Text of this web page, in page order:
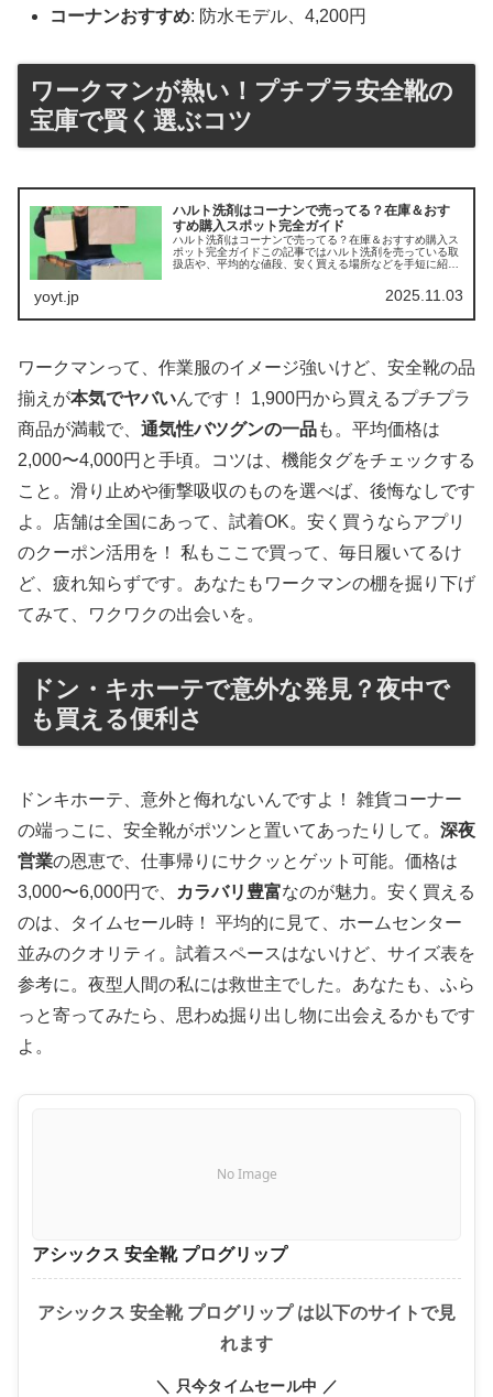
コーナンおすすめ: 防水モデル、4,200円
ワークマンが熱い！プチプラ安全靴の
宝庫で賢く選ぶコツ
ハルト洗剤はコーナンで売ってる？在庫＆おす
すめ購入スポット完全ガイド
ハルト洗剤はコーナンで売ってる？在庫＆おすすめ購入ス
ポット完全ガイドこの記事ではハルト洗剤を売っている取
扱店や、平均的な値段、安く買える場所などを手短に紹介
yoyt.jp 2025.11.03
ワークマンって、作業服のイメージ強いけど、安全靴の品
揃えが本気でヤバいんです！ 1,900円から買えるプチプラ
商品が満載で、 通気性バツグンの一品も。平均価格は
2,000〜4,000円と手頃。コツは、機能タグをチェックする
こと。滑り止めや衝撃吸収のものを選べば、後悔なしです
よ。店舗は全国にあって、試着OK。安く買うならアプリ
のクーポン活用を！ 私もここで買って、毎日履いてるけ
ど、疲れ知らずです。あなたもワークマンの棚を掘り下げ
てみて、ワクワクの出会いを。
ドン・キホーテで意外な発見？夜中で
も買える便利さ
ドンキホーテ、意外と侮れないんですよ！ 雑貨コーナー
の端っこに、安全靴がポツンと置いてあったりして。 深夜
営業の恩恵で、仕事帰りにサクッとゲット可能。価格は
3,000〜6,000円で、
カラバリ豊富なのが魅力。安く買える
のは、タイムセール時！ 平均的に見て、ホームセンター
並みのクオリティ。試着スペースはないけど、サイズ表を
参考に。夜型人間の私には救世主でした。あなたも、ふら
っと寄ってみたら、思わぬ掘り出し物に出会えるかもです
よ。
No Image
アシックス 安全靴 プログリップ
アシックス 安全靴 プログリップ は以下のサイトで見
れます
＼ 只今タイムセール中 ／